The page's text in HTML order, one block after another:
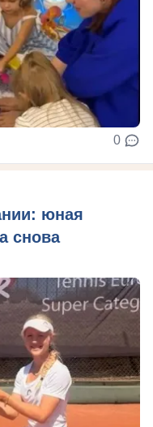
0
юная
снова